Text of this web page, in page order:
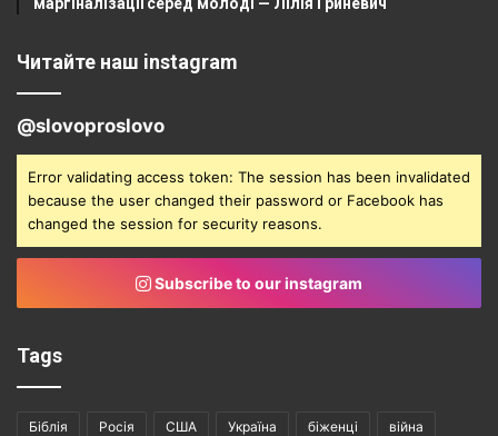
Читайте наш instagram
@slovoproslovo
Error validating access token: The session has been invalidated
because the user changed their password or Facebook has
changed the session for security reasons.
Subscribe to our instagram
Tags
Біблія Росія США Україна біженці війна